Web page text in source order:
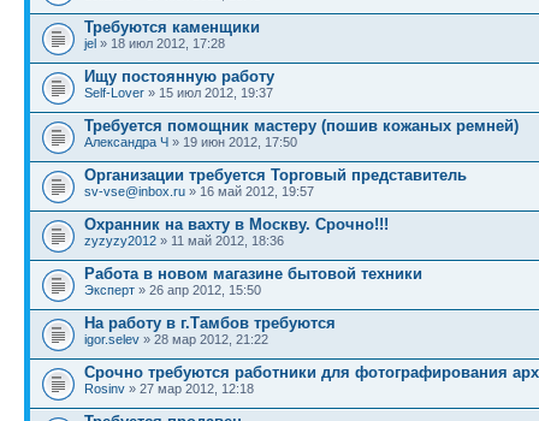
Требуются каменщики
jel » 18 июл 2012, 17:28
Ищу постоянную работу
Self-Lover » 15 июл 2012, 19:37
Требуется помощник мастеру (пошив кожаных ремней)
Александра Ч » 19 июн 2012, 17:50
Организации требуется Торговый представитель
sv-vse@inbox.ru » 16 май 2012, 19:57
Охранник на вахту в Москву. Срочно!!!
zyzyzy2012 » 11 май 2012, 18:36
Работа в новом магазине бытовой техники
Эксперт » 26 апр 2012, 15:50
На работу в г.Тамбов требуются
igor.selev » 28 мар 2012, 21:22
Срочно требуются работники для фотографирования
Rosinv » 27 мар 2012, 12:18